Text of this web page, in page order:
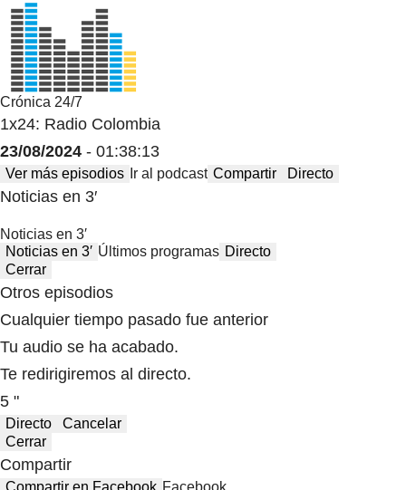
Crónica 24/7
1x24: Radio Colombia
23/08/2024 - 01:38:13
Ver más episodios Ir al podcast Compartir Directo
Noticias en 3′
Noticias en 3′
Noticias en 3′ Últimos programas Directo
Cerrar
Otros episodios
Cualquier tiempo pasado fue anterior
Tu audio se ha acabado.
Te redirigiremos al directo.
5 "
Directo
Cancelar
Cerrar
Compartir